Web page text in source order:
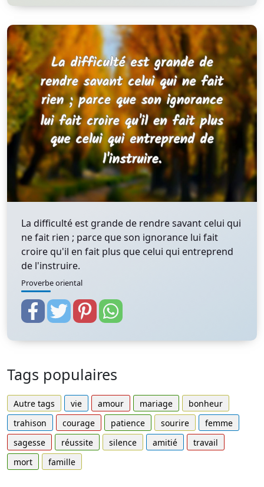
La difficulté est grande de rendre savant celui qui
ne fait rien ; parce que son ignorance lui fait
croire qu'il en fait plus que celui qui entreprend
de l'instruire.
Proverbe oriental
Tags populaires
Autre tags vie amour mariage
bonheur
trahison
courage patience sourire
femme
sagesse
réussite silence amitié
travail
mort
famille